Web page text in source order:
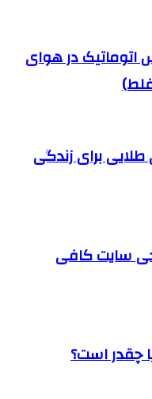
اتوماتیک در هوای
برای زندگی
سایت کافی
چقدر است؟